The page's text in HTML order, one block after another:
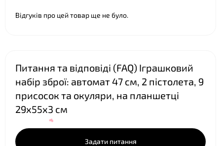
Відгуків про цей товар ще не було.
Питання та відповіді (FAQ) Іграшковий
набір зброї: автомат 47 см, 2 пістолета, 9
присосок та окуляри, на планшетці
29х55х3 см
Задати питання